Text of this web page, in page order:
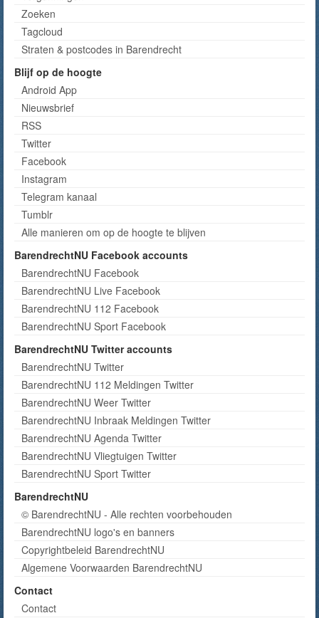
Zoeken
Tagcloud
Straten & postcodes in Barendrecht
Blijf op de hoogte
Android App
Nieuwsbrief
RSS
Twitter
Facebook
Instagram
Telegram kanaal
Tumblr
Alle manieren om op de hoogte te blijven
BarendrechtNU Facebook accounts
BarendrechtNU Facebook
BarendrechtNU Live Facebook
BarendrechtNU 112 Facebook
BarendrechtNU Sport Facebook
BarendrechtNU Twitter accounts
BarendrechtNU Twitter
BarendrechtNU 112 Meldingen Twitter
BarendrechtNU Weer Twitter
BarendrechtNU Inbraak Meldingen Twitter
BarendrechtNU Agenda Twitter
BarendrechtNU Vliegtuigen Twitter
BarendrechtNU Sport Twitter
BarendrechtNU
© BarendrechtNU - Alle rechten voorbehouden
BarendrechtNU logo's en banners
Copyrightbeleid BarendrechtNU
Algemene Voorwaarden BarendrechtNU
Contact
Contact